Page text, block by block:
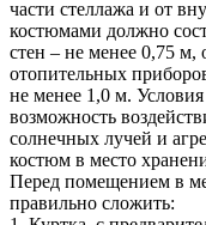
части стеллажа и от
костюмами должно
стен – не менее 0,75 м,
отопительных
не менее 1,0 м.
возможность
солнечных лучей и
костюм в место
Перед помещением в
правильно сложить: